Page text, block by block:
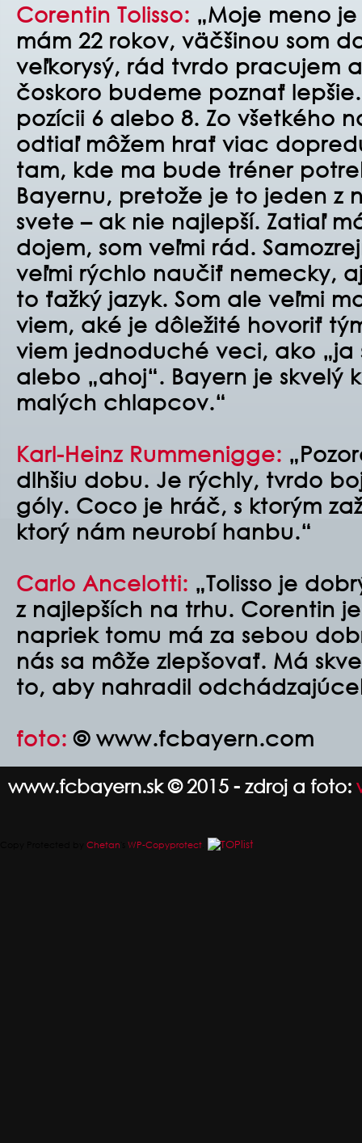
Corentin Tolisso: „Moje meno je
mám 22 rokov, väčšinou som
veľkorysý, rád tvrdo pracujem
čoskoro budeme poznať
pozícii 6 alebo 8. Zo všetkého
odtiaľ môžem hrať viac
tam, kde ma bude tréner
Bayernu, pretože je to jeden z
svete – ak nie najlepší. Zatiaľ
dojem, som veľmi rád.
veľmi rýchlo naučiť nemecky,
to ťažký jazyk. Som ale veľmi
viem, aké je dôležité hovoriť
viem jednoduché veci, ako „ja
alebo „ahoj“. Bayern je skvelý
malých chlapcov.“
Karl-Heinz Rummenigge:
dlhšiu dobu. Je rýchly, tvrdo
góly. Coco je hráč, s ktorým
ktorý nám neurobí hanbu.“
Carlo Ancelotti: „Tolisso je
z najlepších na trhu. Corentin
napriek tomu má za sebou
nás sa môže zlepšovať. Má
to, aby nahradil
foto:© www.fcbayern.com
www.fcbayern.sk © 2015 - zdroj a foto:
Chetan WP-Copyprotect